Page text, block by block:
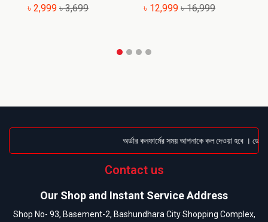
৳ 2,999 ৳ 3,699 ৳ 12,999 ৳ 16,999
অর্ডার কনফার্মের সময় আপনাকে কল দেওয়া হবে ।
Contact us
Our Shop and Instant Service Address
Shop No- 93, Basement-2, Bashundhara City Shopping Complex,